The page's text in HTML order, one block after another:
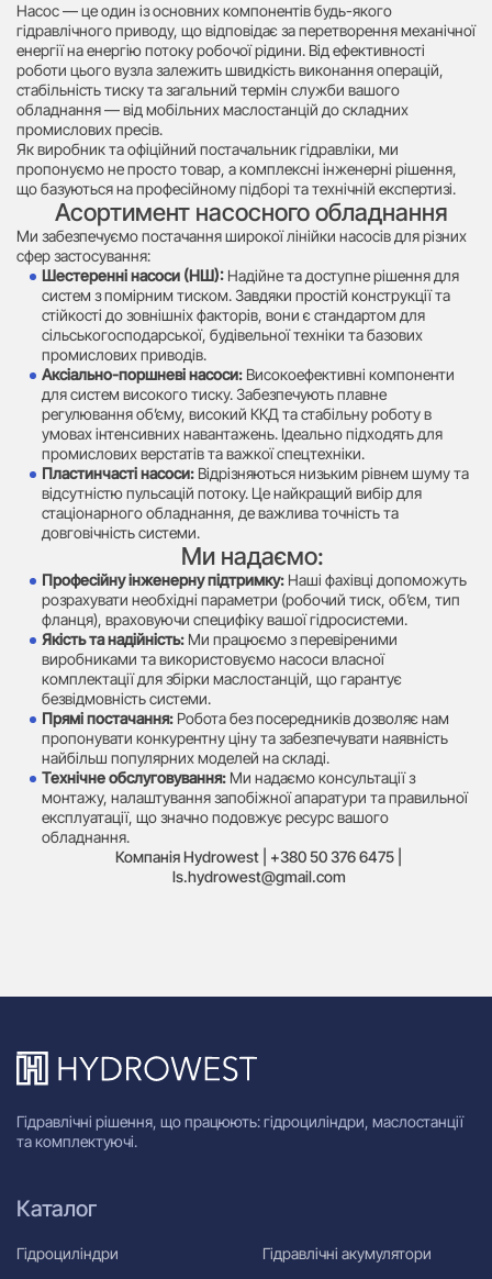
Насос — це один із основних компонентів будь-якого
гідравлічного приводу, що відповідає за перетворення механічної
енергії на енергію потоку робочої рідини. Від ефективності
роботи цього вузла залежить швидкість виконання операцій,
стабільність тиску та загальний термін служби вашого
обладнання — від мобільних маслостанцій до складних
промислових пресів.
Як виробник та офіційний постачальник гідравліки, ми
пропонуємо не просто товар, а комплексні інженерні рішення,
що базуються на професійному підборі та технічній експертизі.
Асортимент насосного обладнання
Ми забезпечуємо постачання широкої лінійки насосів для різних
сфер застосування:
Шестеренні насоси (НШ): Надійне та доступне рішення для
систем з помірним тиском. Завдяки простій конструкції та
стійкості до зовнішніх факторів, вони є стандартом для
сільськогосподарської, будівельної техніки та базових
промислових приводів.
Аксіально-поршневі насоси: Високоефективні компоненти
для систем високого тиску. Забезпечують плавне
регулювання об’єму, високий ККД та стабільну роботу в
умовах інтенсивних навантажень. Ідеально підходять для
промислових верстатів та важкої спецтехніки.
Пластинчасті насоси: Відрізняються низьким рівнем шуму та
відсутністю пульсацій потоку. Це найкращий вибір для
стаціонарного обладнання, де важлива точність та
довговічність системи.
Ми надаємо:
Професійну інженерну підтримку: Наші фахівці допоможуть
розрахувати необхідні параметри (робочий тиск, об’єм, тип
фланця), враховуючи специфіку вашої гідросистеми.
Якість та надійність: Ми працюємо з перевіреними
виробниками та використовуємо насоси власної
комплектації для збірки маслостанцій, що гарантує
безвідмовність системи.
Прямі постачання: Робота без посередників дозволяє нам
пропонувати конкурентну ціну та забезпечувати наявність
найбільш популярних моделей на складі.
Технічне обслуговування: Ми надаємо консультації з
монтажу, налаштування запобіжної апаратури та правильної
експлуатації, що значно подовжує ресурс вашого
обладнання.
Компанія Hydrowest | +380 50 376 6475 |
ls.hydrowest@gmail.com
Гідравлічні рішення, що працюють: гідроциліндри, маслостанції
та комплектуючі.
Каталог
Гідроциліндри Гідравлічні акумулятори